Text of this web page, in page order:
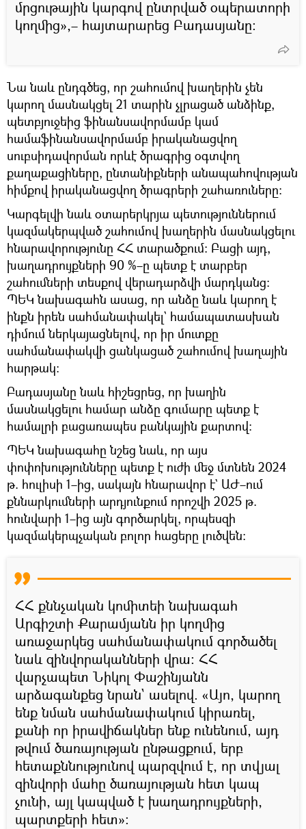
մրցութային կարգով ընտրված օպերատորի
կողմից»,– հայտարարեց Բադասյանը։
Նա նաև ընդգծեց, որ շահումով խաղերին չեն
կարող մասնակցել 21 տարին չլրացած անձինք,
պետբյուջեից ֆինանսավորմամբ կամ
համաֆինանսավորմամբ իրականացվող
սուբսիդավորման որևէ ծրագրից օգտվող
քաղաքացիները, ընտանիքների անապահովության
հիմքով իրականացվող ծրագրերի շահառուները։
Կարգելվի նաև օտարերկրյա պետություններում
կազմակերպված շահումով խաղերին մասնակցելու
հնարավորությունը ՀՀ տարածքում։ Բացի այդ,
խաղադրույքների 90 %–ը պետք է տարբեր
շահումների տեսքով վերադարձվի մարդկանց։
ՊԵԿ նախագահն ասաց, որ անձը նաև կարող է
ինքն իրեն սահմանափակել` համապատասխան
դիմում ներկայացնելով, որ իր մուտքը
սահմանափակվի ցանկացած շահումով խաղային
հարթակ։
Բադասյանը նաև հիշեցրեց, որ խաղին
մասնակցելու համար անձը գումարը պետք է
համալրի բացառապես բանկային քարտով։
ՊԵԿ նախագահը նշեց նաև, որ այս
փոփոխությունները պետք է ուժի մեջ մտնեն 2024
թ. հուլիսի 1–ից, սակայն հնարավոր է` ԱԺ–ում
քննարկումների արդյունքում որոշվի 2025 թ.
հունվարի 1–ից այն գործարկել, որպեսզի
կազմակերպչական բոլոր հացերը լուծվեն։
ՀՀ քննչական կոմիտեի նախագահ
Արգիշտի Քարամյանն իր կողմից
առաջարկեց սահմանափակում գործածել
նաև զինվորականների վրա։ ՀՀ
վարչապետ Նիկոլ Փաշինյանն
արձագանքեց նրան` ասելով. «Այո, կարող
ենք նման սահմանափակում կիրառել,
քանի որ իրավիճակներ ենք ունենում, այդ
թվում ծառայության ընթացքում, երբ
հետաքննությունով պարզվում է, որ տվյալ
զինվորի մահը ծառայության հետ կապ
չունի, այլ կապված է խաղադրույքների,
պարտքերի հետ»։